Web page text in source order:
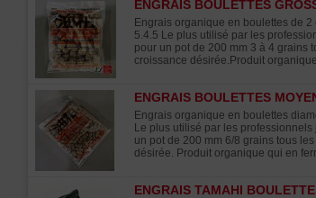
ENGRAIS BOULETTES
Engrais organique en boulettes de
5.4.5 Le plus utilisé par les
pour un pot de 200 mm 3 à 4 grains
croissance désirée.Produit
ENGRAIS BOULETTES
Engrais organique en boulettes
Le plus utilisé par les
un pot de 200 mm 6/8 grains tous
désirée. Produit organique qui en
ENGRAIS TAMAHI